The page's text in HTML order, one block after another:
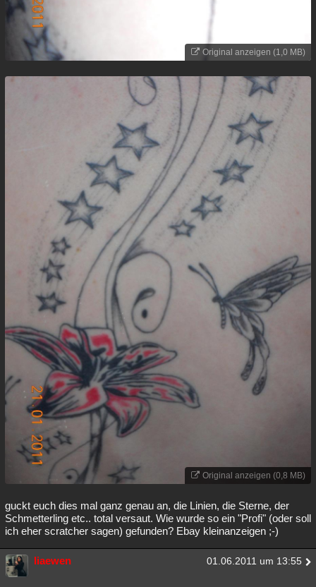
Original anzeigen (1,0 MB)
Original anzeigen (0,8 MB)
guckt euch dies mal ganz genau an, die Linien, die Sterne, der
Schmetterling etc.. total versaut. Wie wurde so ein "Profi" (oder soll
ich eher scratcher sagen) gefunden? Ebay kleinanzeigen ;-)
liaewen 01.06.2011 um 13:55